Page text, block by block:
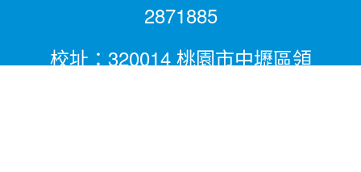
2871885
校址：320014 桃園市中壢區領